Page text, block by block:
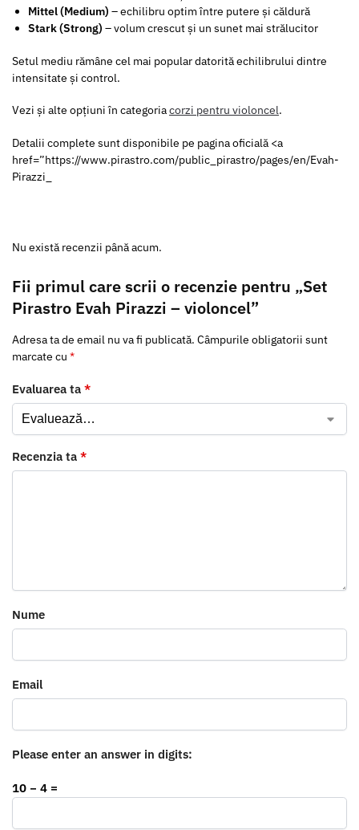
Mittel (Medium) – echilibru optim între putere și căldură
Stark (Strong) – volum crescut și un sunet mai strălucitor
Setul mediu rămâne cel mai popular datorită echilibrului dintre
intensitate și control.
Vezi și alte opțiuni în categoriacorzi pentru violoncel.
Detalii complete sunt disponibile pe pagina oficială <a
href=”https://www.pirastro.com/public_pirastro/pages/en/Evah-
Pirazzi_
Nu există recenzii până acum.
Fii primul care scrii o recenzie pentru „Set
Pirastro Evah Pirazzi – violoncel”
Adresa ta de email nu va fi publicată. Câmpurile obligatorii sunt
marcate cu *
Evaluarea ta *
Recenzia ta *
Nume
Email
Please enter an answer in digits:
10 − 4 =